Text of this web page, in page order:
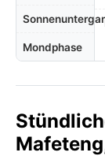
Mondphase